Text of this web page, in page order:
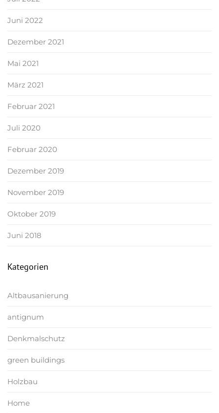
Juni 2022
Dezember 2021
Mai 2021
März 2021
Februar 2021
Juli 2020
Februar 2020
Dezember 2019
November 2019
Oktober 2019
Juni 2018
Kategorien
Altbausanierung
antignum
Denkmalschutz
green buildings
Holzbau
Home